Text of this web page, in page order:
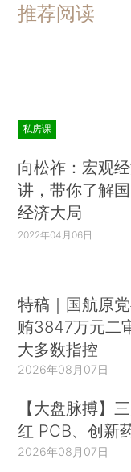
推荐阅读
私房课
向松祚：宏观
讲，带你了解
经济大局
2022年04月06日
特稿｜国航原
贿3847万元二
大多数指控
2026年08月07日
【大盘脉搏】
红 PCB、创新
2026年08月07日